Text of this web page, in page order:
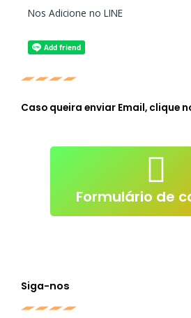
Nos Adicione no LINE
Caso queira enviar Email, clique
Formulário de
Clique p/
mail
atendimento@live-
Siga-nos